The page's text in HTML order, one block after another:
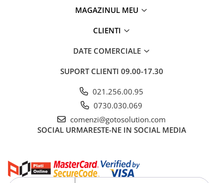
MAGAZINUL MEU
CLIENTI
DATE COMERCIALE
SUPORT CLIENTI 09.00-17.30
021.256.00.95
0730.030.069
comenzi@gotosolution.com
SOCIAL URMARESTE-NE IN SOCIAL MEDIA